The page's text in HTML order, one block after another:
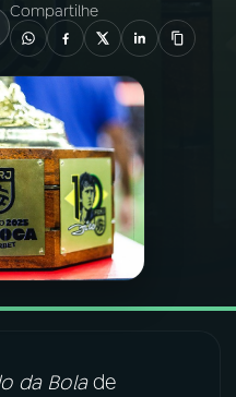
Compartilhe
da Bolade